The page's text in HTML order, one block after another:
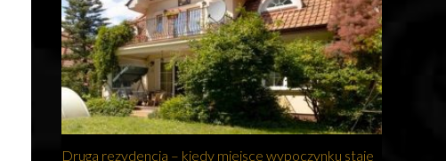
Druga rezydencja – kiedy miejsce wypoczynku staje